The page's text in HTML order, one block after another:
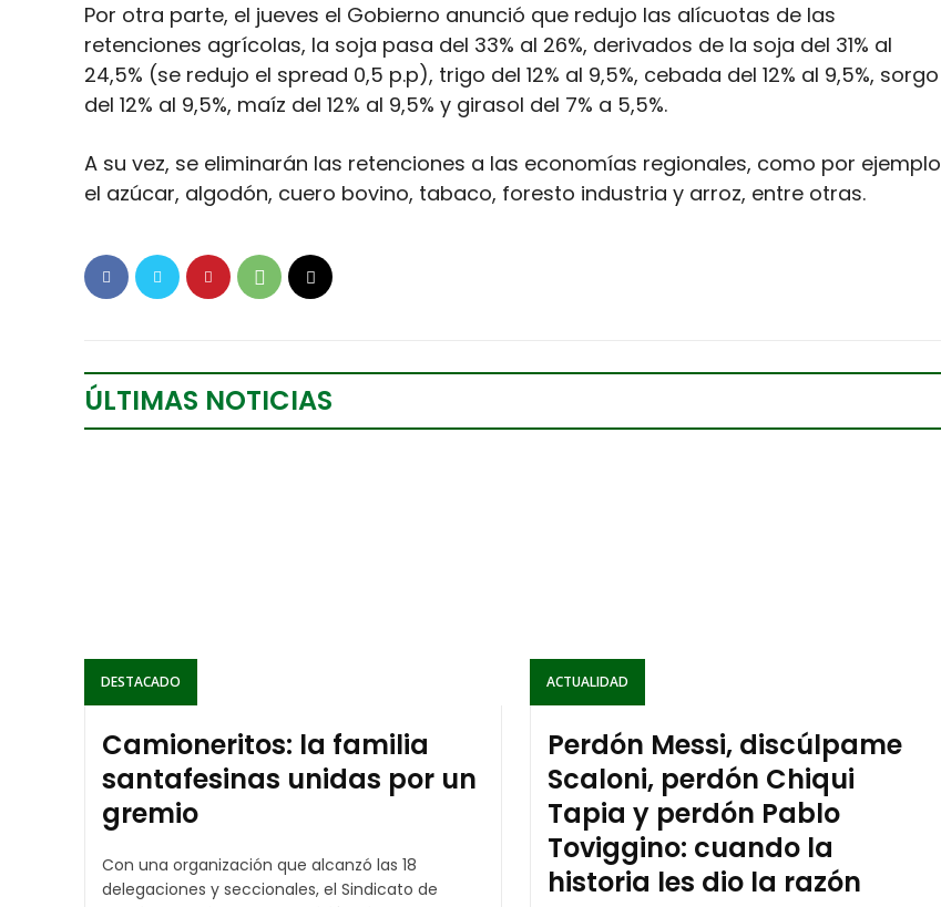
Por otra parte, el jueves el Gobierno anunció que redujo las alícuotas de las
retenciones agrícolas, la soja pasa del 33% al 26%, derivados de la soja del 31% al
24,5% (se redujo el spread 0,5 p.p), trigo del 12% al 9,5%, cebada del 12% al 9,5%, sorgo
del 12% al 9,5%, maíz del 12% al 9,5% y girasol del 7% a 5,5%.
A su vez, se eliminarán las retenciones a las economías regionales, como por ejemplo
el azúcar, algodón, cuero bovino, tabaco, foresto industria y arroz, entre otras.
ÚLTIMAS NOTICIAS
DESTACADO
Camioneritos: la familia
santafesinas unidas por un
gremio
Con una organización que alcanzó las 18
delegaciones y seccionales, el Sindicato de
ACTUALIDAD
Perdón Messi, discúlpame
Scaloni, perdón Chiqui
Tapia y perdón Pablo
Toviggino: cuando la
historia les dio la razón